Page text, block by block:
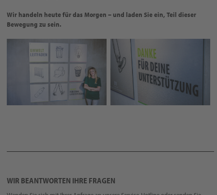
Wir handeln heute für das Morgen – und laden Sie ein, Teil dieser
Bewegung zu sein.
WIR BEANTWORTEN IHRE FRAGEN